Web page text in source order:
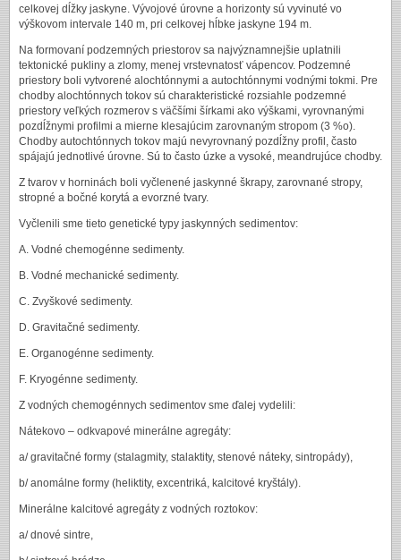
celkovej dĺžky jaskyne. Vývojové úrovne a horizonty sú vyvinuté vo
výškovom intervale 140 m, pri celkovej hĺbke jaskyne 194 m.
Na formovaní podzemných priestorov sa najvýznamnejšie uplatnili
tektonické pukliny a zlomy, menej vrstevnatosť vápencov. Podzemné
priestory boli vytvorené alochtónnymi a autochtónnymi vodnými tokmi. Pre
chodby alochtónnych tokov sú charakteristické rozsiahle podzemné
priestory veľkých rozmerov s väčšími šírkami ako výškami, vyrovnanými
pozdĺžnymi profilmi a mierne klesajúcim zarovnaným stropom (3 %o).
Chodby autochtónnych tokov majú nevyrovnaný pozdĺžny profil, často
spájajú jednotlivé úrovne. Sú to často úzke a vysoké, meandrujúce chodby.
Z tvarov v horninách boli vyčlenené jaskynné škrapy, zarovnané stropy,
stropné a bočné korytá a evorzné tvary.
Vyčlenili sme tieto genetické typy jaskynných sedimentov:
A. Vodné chemogénne sedimenty.
B. Vodné mechanické sedimenty.
C. Zvyškové sedimenty.
D. Gravitačné sedimenty.
E. Organogénne sedimenty.
F. Kryogénne sedimenty.
Z vodných chemogénnych sedimentov sme ďalej vydelili:
Nátekovo – odkvapové minerálne agregáty:
a/ gravitačné formy (stalagmity, stalaktity, stenové náteky, sintropády),
b/ anomálne formy (heliktity, excentriká, kalcitové kryštály).
Minerálne kalcitové agregáty z vodných roztokov:
a/ dnové sintre,